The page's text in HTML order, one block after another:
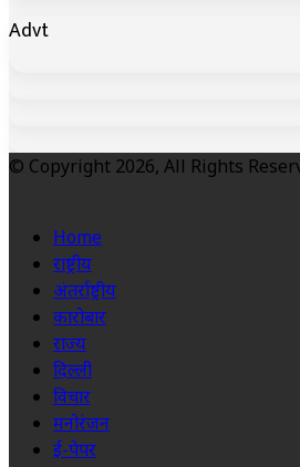
Advt
© Copyright 2026, All Rights
Home
राष्ट्रीय
अंतर्राष्ट्रीय
कारोबार
राज्य
दिल्ली
विचार
मनोरंजन
ई-पेपर